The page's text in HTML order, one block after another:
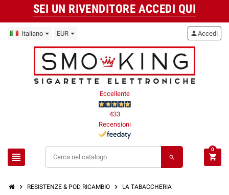
SEI UN RIVENDITORE ACCEDI QUI
Italiano EUR
Eccellente
433
Recensioni
view_headline search
personAccedi
shopping_cart
0
chevron_right RESISTENZE & POD RICAMBIO chevron_right LA TABACCHERIA